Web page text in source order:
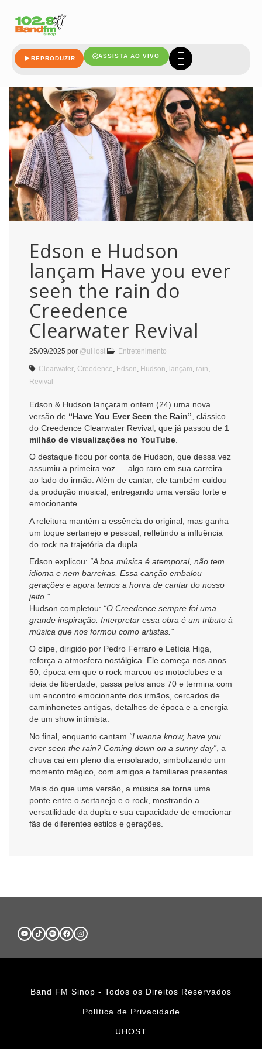
REPRODUZIR ASSISTA AO VIVO
creedence
Edson e Hudson
lançam Have you ever
seen the rain do
Creedence
Clearwater Revival
25/09/2025 por @uHost Entretenimento
Clearwater Creedence Edson Hudson lançam rain
Revival
Edson & Hudson lançaram ontem (24) uma nova
versão de “Have You Ever Seen the Rain” , clássico
do Creedence Clearwater Revival, que já passou de 1
milhão de visualizações no YouTube
O destaque ficou por conta de Hudson, que dessa vez
assumiu a primeira voz — algo raro em sua carreira
ao lado do irmão. Além de cantar, ele também cuidou
da produção musical, entregando uma versão forte e
emocionante.
A releitura mantém a essência do original, mas ganha
um toque sertanejo e pessoal, refletindo a influência
do rock na trajetória da dupla.
Edson explicou: “A boa música é atemporal, não tem
idioma e nem barreiras. Essa canção embalou
gerações e agora temos a honra de cantar do nosso
jeito.”
Hudson completou: “O Creedence sempre foi uma
grande inspiração. Interpretar essa obra é um tributo à
música que nos formou como artistas.”
O clipe, dirigido por Pedro Ferraro e Letícia Higa,
reforça a atmosfera nostálgica. Ele começa nos anos
50, época em que o rock marcou os motoclubes e a
ideia de liberdade, passa pelos anos 70 e termina com
um encontro emocionante dos irmãos, cercados de
caminhonetes antigas, detalhes de época e a energia
de um show intimista.
No final, enquanto cantam “I wanna know, have you
ever seen the rain? Coming down on a sunny day” , a
chuva cai em pleno dia ensolarado, simbolizando um
momento mágico, com amigos e familiares presentes.
Mais do que uma versão, a música se torna uma
ponte entre o sertanejo e o rock, mostrando a
versatilidade da dupla e sua capacidade de emocionar
fãs de diferentes estilos e gerações.
Band FM Sinop - Todos os Direitos Reservados
Política de Privacidade
UHOST